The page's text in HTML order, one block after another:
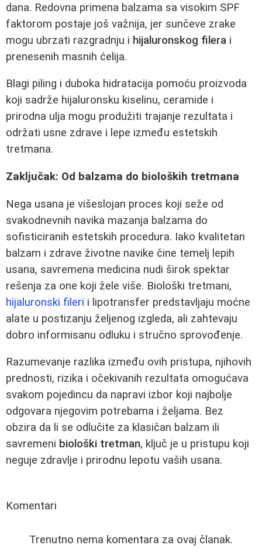
dana. Redovna primena balzama sa visokim SPF
faktorom postaje još važnija, jer sunčeve zrake
mogu ubrzati razgradnju i hijaluronskog filera i
prenesenih masnih ćelija.
Blagi piling i duboka hidratacija pomoću proizvoda
koji sadrže hijaluronsku kiselinu, ceramide i
prirodna ulja mogu produžiti trajanje rezultata i
održati usne zdrave i lepe između estetskih
tretmana.
Zaključak: Od balzama do bioloških tretmana
Nega usana je višeslojan proces koji seže od
svakodnevnih navika mazanja balzama do
sofisticiranih estetskih procedura. Iako kvalitetan
balzam i zdrave životne navike čine temelj lepih
usana, savremena medicina nudi širok spektar
rešenja za one koji žele više. Biološki tretmani,
hijaluronski fileri i lipotransfer predstavljaju moćne
alate u postizanju željenog izgleda, ali zahtevaju
dobro informisanu odluku i stručno sprovođenje.
Razumevanje razlika između ovih pristupa, njihovih
prednosti, rizika i očekivanih rezultata omogućava
svakom pojedincu da napravi izbor koji najbolje
odgovara njegovim potrebama i željama. Bez
obzira da li se odlučite za klasičan balzam ili
savremeni biološki tretman, ključ je u pristupu koji
neguje zdravlje i prirodnu lepotu vaših usana.
Komentari
Trenutno nema komentara za ovaj članak.